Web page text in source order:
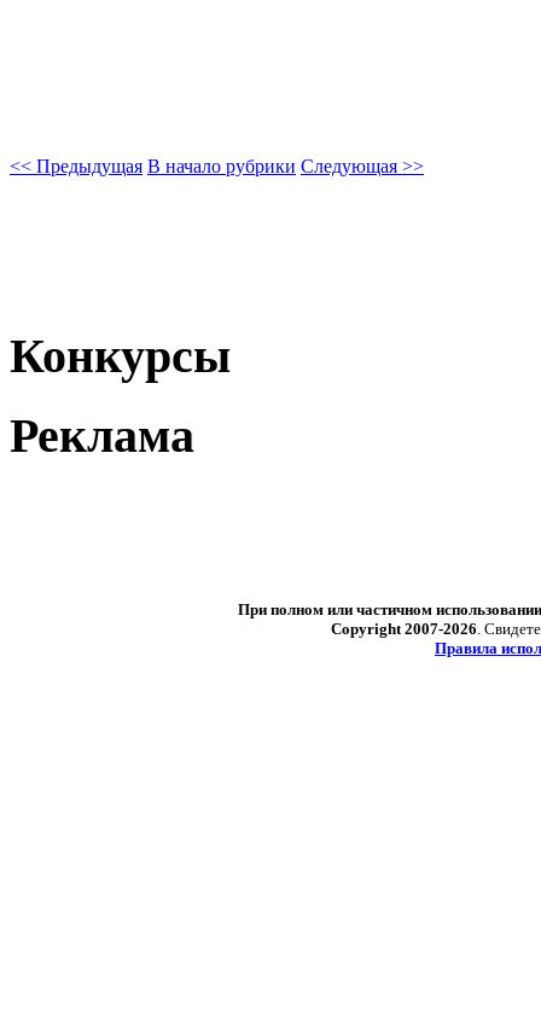
<< Предыдущая В начало рубрики Следующая >>
Конкурсы
Реклама
При полном или частичном
Copyright 2007-2026 .
Правила